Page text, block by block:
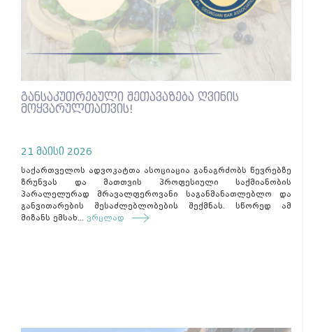
განსაკუთრებული შეთავაზება ღვინის
მოყვარულთათვის!
21 მაისი 2026
საქართველოს ადვოკატთა ასოციაცია განაგრძობს წევრებზე
ზრუნვას და მათთვის პროფესიული საქმიანობის
პარალელურად მრავალფეროვანი საგანმანათლებლო და
განვითარების შესაძლებლობების შექმნას. სწორედ ამ
მიზანს ემსახ... ვრცლად